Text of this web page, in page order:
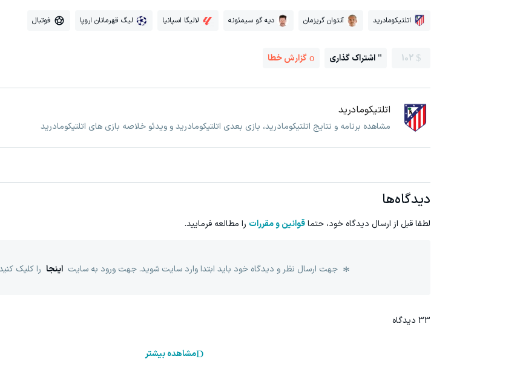
اتلتیکومادرید آنتوان گریزمان دیه گو سیمئونه لالیگا اسپانیا لیگ قهرمانان اروپا فوتبال
102 اشتراک گذاری گزارش خطا
اتلتیکومادرید
مشاهده برنامه و نتایج اتلتیکومادرید، بازی بعدی اتلتیکومادرید و ویدئو خلاصه بازی های اتلتیکومادرید
دیدگاه‌ها
لطفا قبل از ارسال دیدگاه خود، حتماقوانین و مقررات را مطالعه فرمایید.
جهت ارسال نظر و دیدگاه خود باید ابتدا وارد سایت شوید. جهت ورود به سایت اینجا را کلیک
33 دیدگاه
مشاهده بیشتر